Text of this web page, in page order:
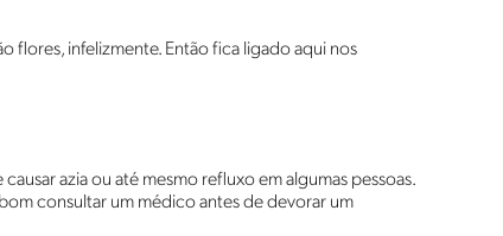
flores, infelizmente. Então fica ligado aqui nos
azia ou até mesmo refluxo em algumas pessoas.
consultar um médico antes de devorar um